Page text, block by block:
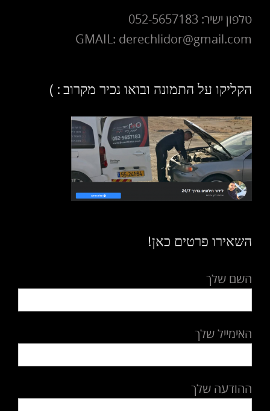
טלפון ישיר: 052-5657183
GMAIL: derechlidor@gmail.com
הקליקו על התמונה ובואו נכיר מקרוב : )
השאירו פרטים כאן!
השם שלך
האימייל שלך
ההודעה שלך